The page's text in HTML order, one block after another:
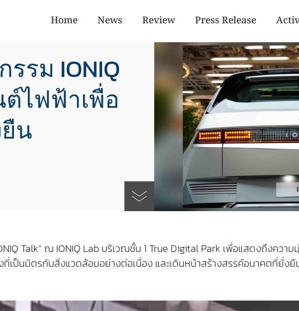
Home News Review Press Release
รม IONIQ
ไฟฟ้าเพื่อ
น
Talk” ณ IONIQ Lab บริเวณชั้น 1 True Digital Park เพื่อแสดงถึงควา
ที่เป็นมิตรกับสิ่งแวดล้อมอย่างต่อเนื่อง และเดินหน้าสร้างสรรค์อนาคตที่ยั่งยื